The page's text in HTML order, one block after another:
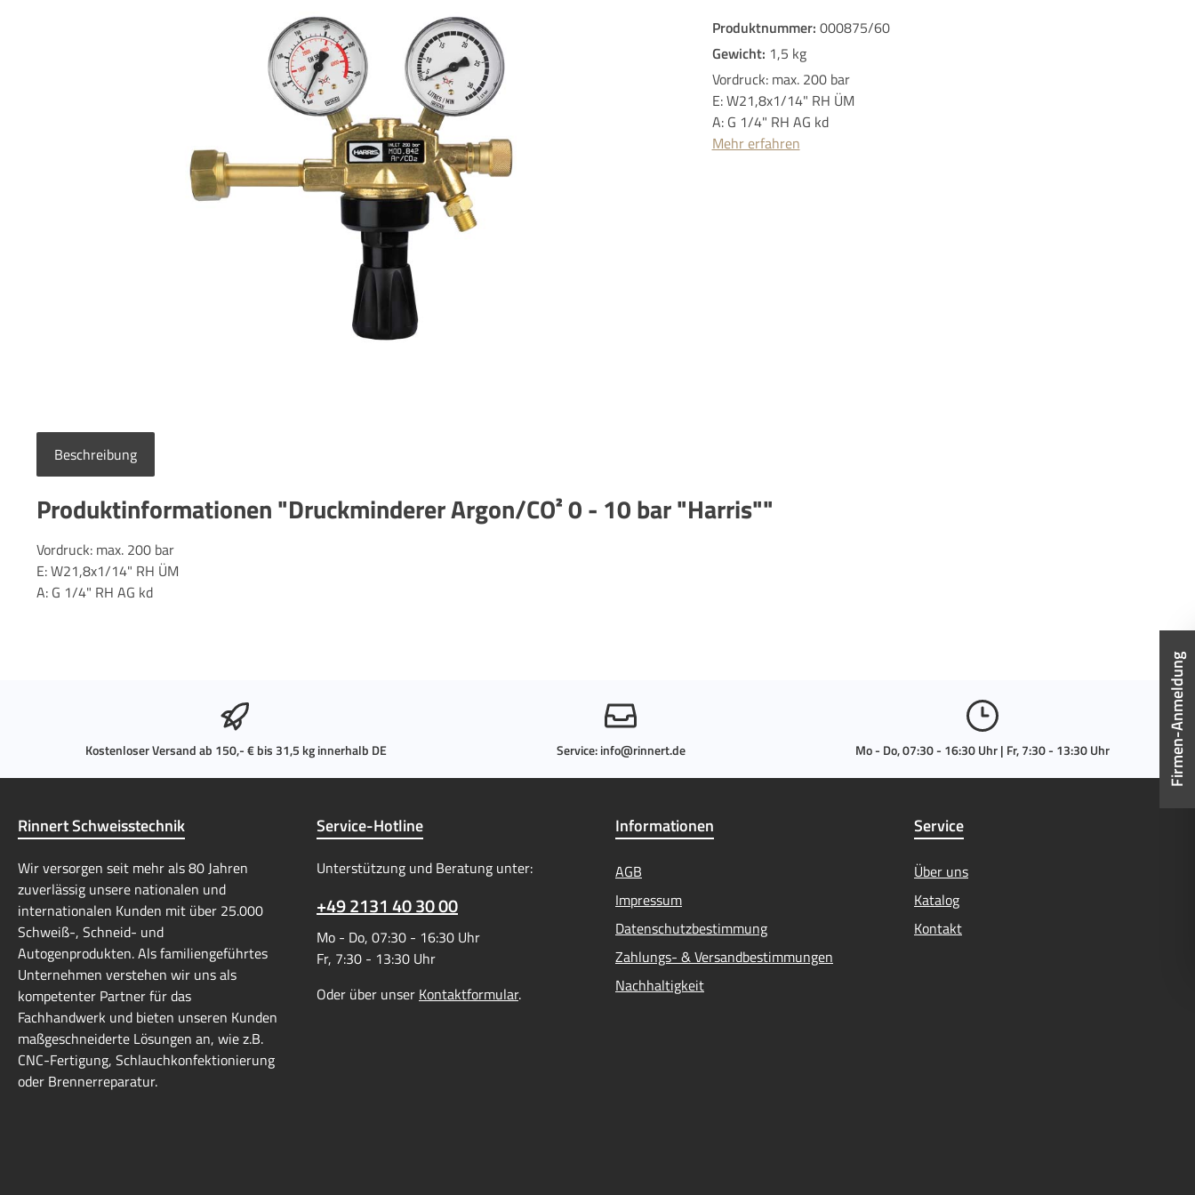
Produktnummer: 000875/60
Gewicht: 1,5 kg
Vordruck: max. 200 bar
E: W21,8x1/14" RH ÜM
A: G 1/4" RH AG kd
Mehr erfahren
Beschreibung
Produktinformationen "Druckminderer Argon/CO² 0 - 10 bar "Harris""
Vordruck: max. 200 bar
E: W21,8x1/14" RH ÜM
A: G 1/4" RH AG kd
Kostenloser Versand ab 150,- € bis 31,5 kg innerhalb DE Service:info@rinnert.de Mo - Do, 07:30 - 16:30 Uhr | Fr, 7:30 - 13:30 Uhr
Rinnert Schweisstechnik
Wir versorgen seit mehr als 80 Jahren
zuverlässig unsere nationalen und
internationalen Kunden mit über 25.000
Schweiß-, Schneid- und
Autogenprodukten. Als familiengeführtes
Unternehmen verstehen wir uns als
kompetenter Partner für das
Fachhandwerk und bieten unseren Kunden
maßgeschneiderte Lösungen an, wie z.B.
CNC-Fertigung, Schlauchkonfektionierung
oder Brennerreparatur.
Service-Hotline
Unterstützung und Beratung unter:
+49 2131 40 30 00
Mo - Do, 07:30 - 16:30 Uhr
Fr, 7:30 - 13:30 Uhr
Oder über unser Kontaktformular.
Informationen
AGB
Impressum
Datenschutzbestimmung
Zahlungs- & Versandbestimmungen
Nachhaltigkeit
Service
Über uns
Katalog
Kontakt
Firmen-Anmeldung